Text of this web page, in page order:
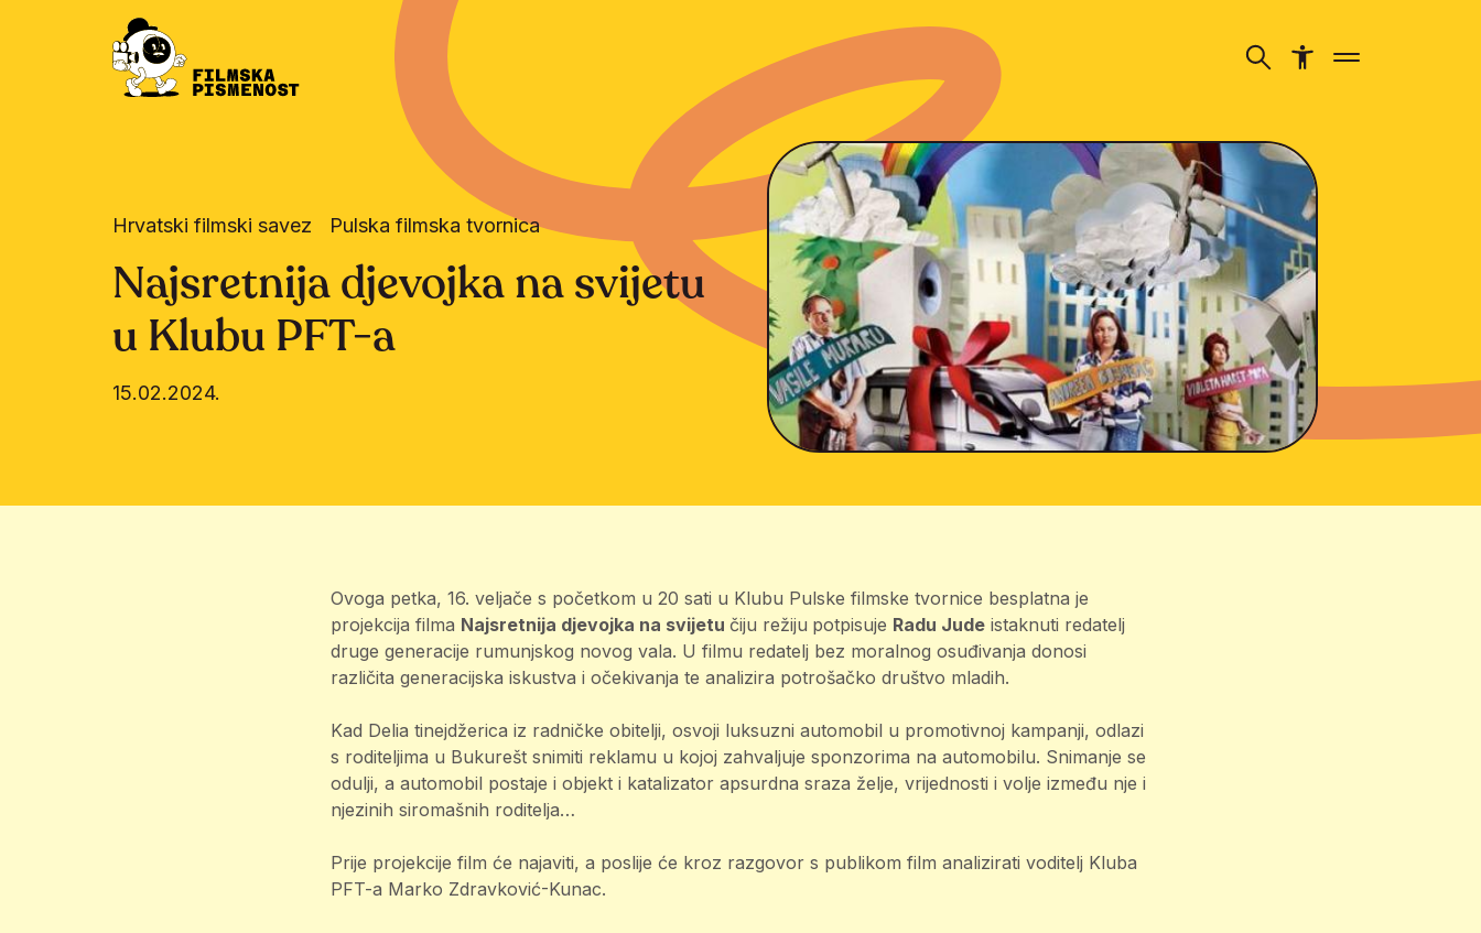
Hrvatski filmski savez Pulska filmska tvornica
Najsretnija djevojka na svijetu
u Klubu PFT-a
15.02.2024.
Ovoga petka, 16. veljače s početkom u 20 sati u Klubu Pulske filmske tvornice besplatna je
projekcija filma Najsretnija djevojka na svijetu čiju režiju potpisuje Radu Jude istaknuti redatelj
druge generacije rumunjskog novog vala. U filmu redatelj bez moralnog osuđivanja donosi
različita generacijska iskustva i očekivanja te analizira potrošačko društvo mladih.
Kad Delia tinejdžerica iz radničke obitelji, osvoji luksuzni automobil u promotivnoj kampanji, odlazi
s roditeljima u Bukurešt snimiti reklamu u kojoj zahvaljuje sponzorima na automobilu. Snimanje se
odulji, a automobil postaje i objekt i katalizator apsurdna sraza želje, vrijednosti i volje između nje i
njezinih siromašnih roditelja…
Prije projekcije film će najaviti, a poslije će kroz razgovor s publikom film analizirati voditelj Kluba
PFT-a Marko Zdravković-Kunac.